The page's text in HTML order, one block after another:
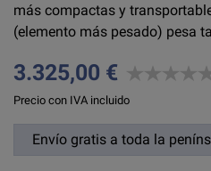
más compactas y
(elemento más pesado) pesa
3.325,00 €
Precio con IVA incluido
Envío gratis a toda la